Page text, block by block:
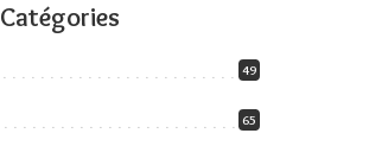
Catégories
49
65